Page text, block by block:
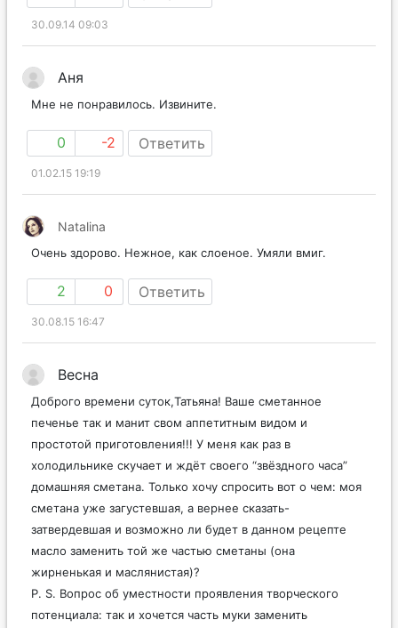
30.09.14 09:03
Аня
Мне не понравилось. Извините.
0 -2 Ответить
01.02.15 19:19
Natalina
Очень здорово. Нежное, как слоеное. Умяли вмиг.
2 0 Ответить
30.08.15 16:47
Весна
Доброго времени суток,Татьяна! Ваше сметанное
печенье так и манит свом аппетитным видом и
простотой приготовления!!! У меня как раз в
холодильнике скучает и ждёт своего “звёздного часа”
домашняя сметана. Только хочу спросить вот о чем: моя
сметана уже загустевшая, а вернее сказать-
затвердевшая и возможно ли будет в данном рецепте
масло заменить той же частью сметаны (она
жирненькая и маслянистая)?
P. S. Вопрос об уместности проявления творческого
потенциала: так и хочется часть муки заменить